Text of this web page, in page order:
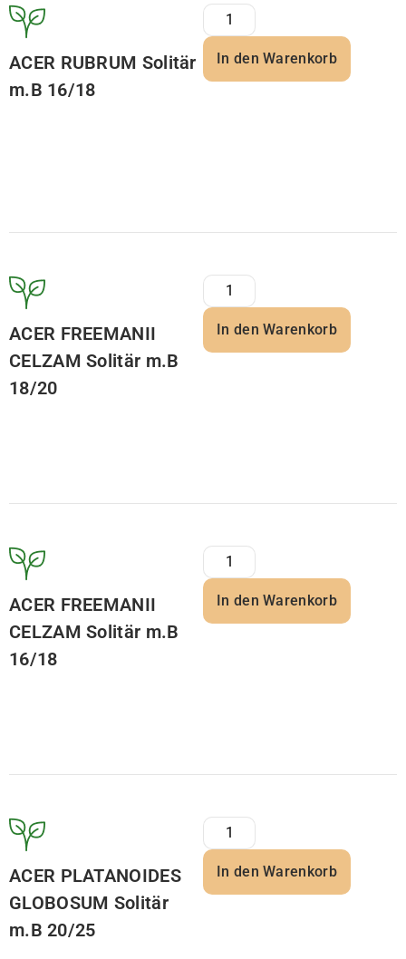
ACER RUBRUM Solitär
m.B 16/18
In den Warenkorb
ACER FREEMANII
CELZAM Solitär m.B
18/20
In den Warenkorb
ACER FREEMANII
CELZAM Solitär m.B
16/18
In den Warenkorb
ACER PLATANOIDES
GLOBOSUM Solitär
m.B 20/25
In den Warenkorb